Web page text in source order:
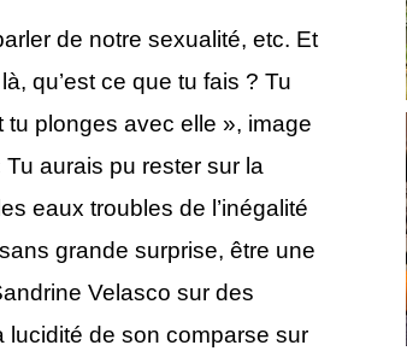
de notre sexualité, etc. Et
qu’est ce que tu fais ? Tu
tu plonges avec elle », image
aurais pu rester sur la
eaux troubles de l’inégalité
grande surprise, être une
Velasco sur des
lucidité de son comparse sur